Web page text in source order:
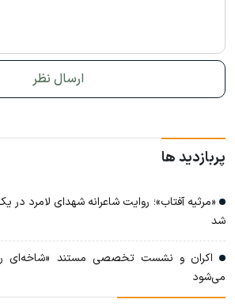
پربازدید ها
«مرثیه آفتاب»؛ روایت شاعرانه شهدای لامرد در
شد
اکران و نشست تخصصی مستند «شاخه‌ای
می‌شود